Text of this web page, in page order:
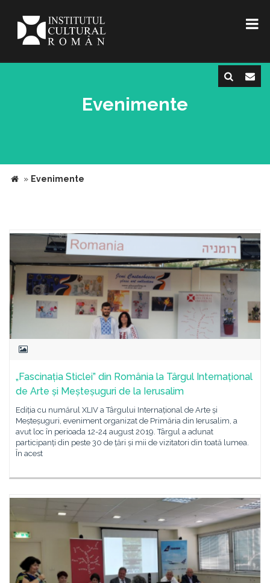
Evenimente
» Evenimente
„Fascinația Sticlei” din România la Târgul Internațional
de Arte și Meșteșuguri de la Ierusalim
Ediția cu numărul XLIV a Târgului Internațional de Arte și
Meșteșuguri, eveniment organizat de Primăria din Ierusalim, a
avut loc în perioada 12-24 august 2019. Târgul a adunat
participanți din peste 30 de țări și mii de vizitatori din toată lumea.
În acest